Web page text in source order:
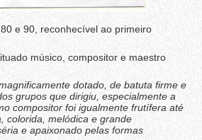
e 90, reconhecível ao primeiro
músico, compositor e maestro
dotado, de batuta firme e
grupos que dirigiu, especialmente a
compositor foi igualmente frutífera até
colorida, melódica e grande
e apaixonado pelas formas